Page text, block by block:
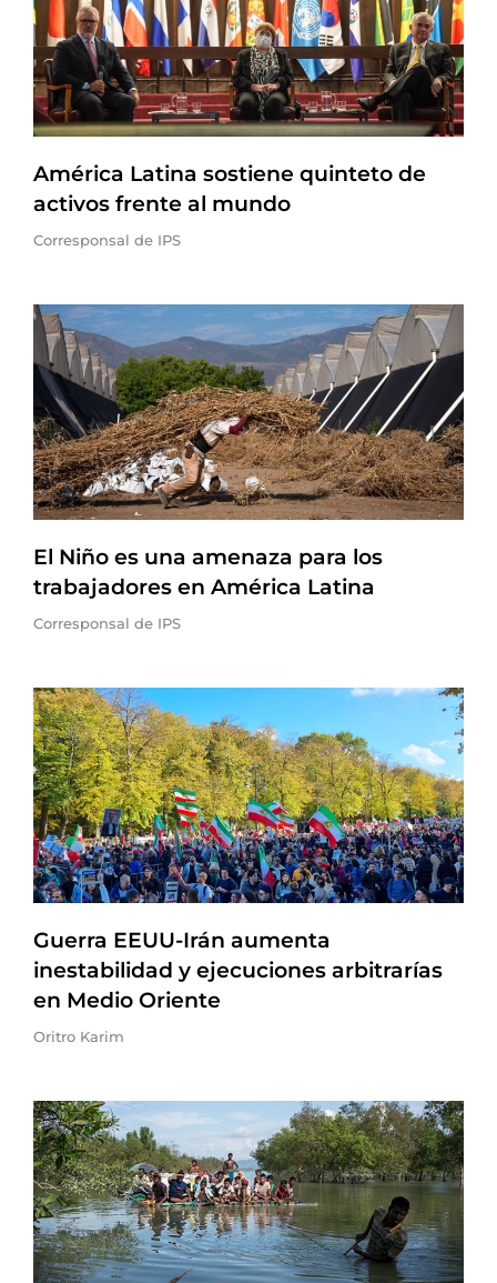
América Latina sostiene quinteto de
activos frente al mundo
Corresponsal de IPS
El Niño es una amenaza para los
trabajadores en América Latina
Corresponsal de IPS
Guerra EEUU-Irán aumenta
inestabilidad y ejecuciones arbitrarías
en Medio Oriente
Oritro Karim